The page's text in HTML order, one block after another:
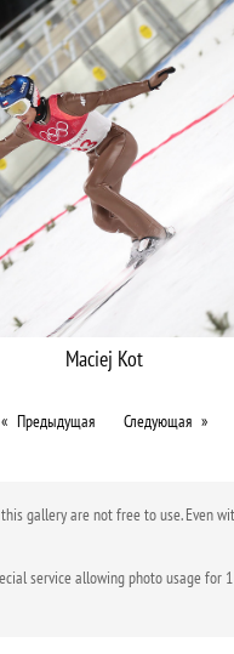
Maciej Kot
Предыдущая Следующая
gallery are not free to use. Even
service allowing photo usage for 1